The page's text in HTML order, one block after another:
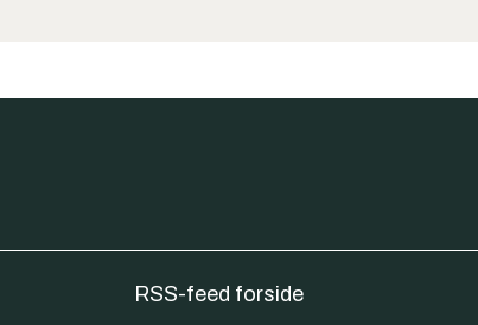
RSS-feed forside